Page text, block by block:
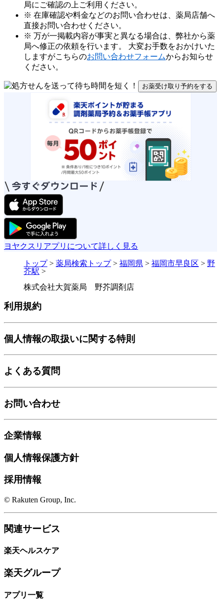
局にご確認の上ご利用ください。
※ 在庫確認や料金などのお問い合わせは、薬局店舗へ
直接お問い合わせください。
※ 万が一掲載内容が事実と異なる場合は、弊社から薬
局へ修正の依頼を行います。 大変お手数をおかけいた
しますがこちらのお問い合わせフォームからお知らせ
ください。
お薬受け取り予約をする
ヨヤクスリアプリについて詳しく見る
トップ> 薬局検索トップ> 福岡県 > 福岡市早良区 > 野
芥駅 >
株式会社大賀薬局 野芥調剤店
利用規約
個人情報の取扱いに関する特則
よくある質問
お問い合わせ
企業情報
個人情報保護方針
採用情報
© Rakuten Group, Inc.
関連サービス
楽天ヘルスケア
楽天グループ
アプリ一覧